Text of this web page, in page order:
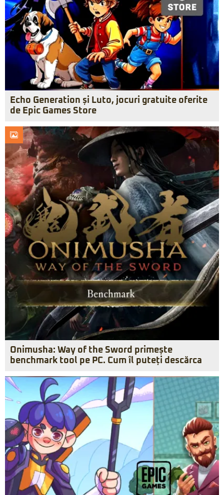
Echo Generation și Luto, jocuri gratuite oferite
de Epic Games Store
Onimusha: Way of the Sword primește
benchmark tool pe PC. Cum îl puteți descărca